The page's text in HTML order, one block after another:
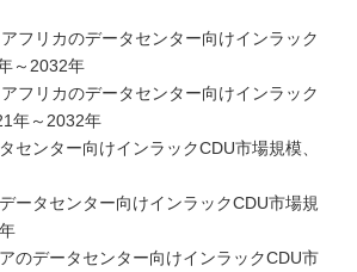
フリカのデータセンター向けインラック
～2032年
フリカのデータセンター向けインラック
年～2032年
センター向けインラックCDU市場規模、
ータセンター向けインラックCDU市場規
のデータセンター向けインラックCDU市